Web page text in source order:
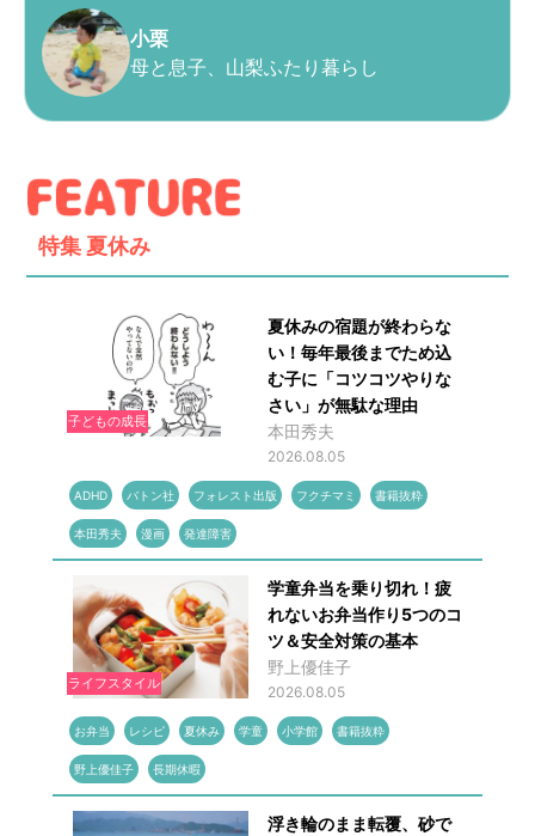
小栗
母と息子、山梨ふたり暮らし
特集 夏休み
子どもの成長
夏休みの宿題が終わらな
い！毎年最後までため込
む子に「コツコツやりな
さい」が無駄な理由
本田秀夫
2026.08.05
ADHD バトン社 フォレスト出版 フクチマミ 書籍抜粋
本田秀夫 漫画 発達障害
ライフスタイル
学童弁当を乗り切れ！疲
れないお弁当作り5つのコ
ツ＆安全対策の基本
野上優佳子
2026.08.05
お弁当 レシピ 夏休み 学童 小学館 書籍抜粋
野上優佳子 長期休暇
浮き輪のまま転覆、砂で